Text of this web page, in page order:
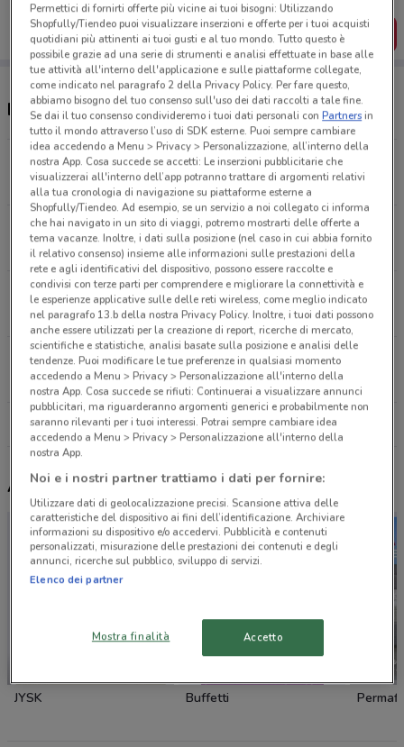
SCARICA L’APP
Negozi Unopiù a Napoli
Piazza Rodinò, 19/20 Napoli
371 m
Via Vincenzo Gemito, 40 - 44 Napoli
2.1 km
Via Acerbo, 157 Lusciano
15.9 km
Via Croce Rossa, 57 San Giuseppe Vesuviano
21.3 km
Tutti i negozi Unopiù
Altri volantini nelle vicinanze
JYSK Buffetti
Permettici di fornirti offerte più vicine ai tuoi bisogni: Utilizzando
Shopfully/Tiendeo puoi visualizzare inserzioni e offerte per i tuoi acquisti
quotidiani più attinenti ai tuoi gusti e al tuo mondo. Tutto questo è
possibile grazie ad una serie di strumenti e analisi effettuate in base alle
tue attività all'interno dell'applicazione e sulle piattaforme collegate,
come indicato nel paragrafo 2 della Privacy Policy. Per fare questo,
abbiamo bisogno del tuo consenso sull'uso dei dati raccolti a tale fine.
Se dai il tuo consenso condivideremo i tuoi dati personali conPartnersin
tutto il mondo attraverso l’uso di SDK esterne. Puoi sempre cambiare
idea accedendo a Menu > Privacy > Personalizzazione, all’interno della
nostra App. Cosa succede se accetti: Le inserzioni pubblicitarie che
visualizzerai all'interno dell’app potranno trattare di argomenti relativi
alla tua cronologia di navigazione su piattaforme esterne a
Shopfully/Tiendeo. Ad esempio, se un servizio a noi collegato ci informa
che hai navigato in un sito di viaggi, potremo mostrarti delle offerte a
tema vacanze. Inoltre, i dati sulla posizione (nel caso in cui abbia fornito
il relativo consenso) insieme alle informazioni sulle prestazioni della
rete e agli identificativi del dispositivo, possono essere raccolte e
condivisi con terze parti per comprendere e migliorare la connettività e
le esperienze applicative sulle delle reti wireless, come meglio indicato
nel paragrafo 13.b della nostra Privacy Policy. Inoltre, i tuoi dati possono
anche essere utilizzati per la creazione di report, ricerche di mercato,
scientifiche e statistiche, analisi basate sulla posizione e analisi delle
tendenze. Puoi modificare le tue preferenze in qualsiasi momento
accedendo a Menu > Privacy > Personalizzazione all'interno della
nostra App. Cosa succede se rifiuti: Continuerai a visualizzare annunci
pubblicitari, ma riguarderanno argomenti generici e probabilmente non
saranno rilevanti per i tuoi interessi. Potrai sempre cambiare idea
accedendo a Menu > Privacy > Personalizzazione all'interno della
nostra App.
Noi e i nostri partner trattiamo i dati per fornire:
Utilizzare dati di geolocalizzazione precisi. Scansione attiva delle
caratteristiche del dispositivo ai fini dell’identificazione. Archiviare
informazioni su dispositivo e/o accedervi. Pubblicità e contenuti
personalizzati, misurazione delle prestazioni dei contenuti e degli
annunci, ricerche sul pubblico, sviluppo di servizi.
Elenco dei partner
Mostra finalità Accetto